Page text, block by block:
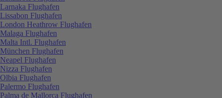
Larnaka Flughafen
Lissabon Flughafen
London Heathrow Flughafen
Malaga Flughafen
Malta Intl. Flughafen
München Flughafen
Neapel Flughafen
Nizza Flughafen
Olbia Flughafen
Palermo Flughafen
Palma de Mallorca Flughafen